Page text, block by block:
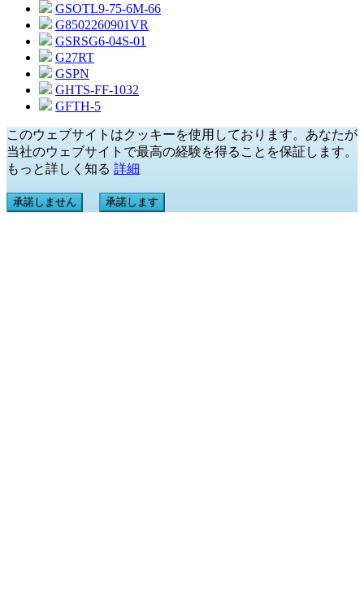
GSOTL9-75-6M-66
G8502260901VR
GSRSG6-04S-01
G27RT
GSPN
GHTS-FF-1032
GFTH-5
このウェブサイトはクッキーを使用しております。あなたが
当社のウェブサイトで最高の経験を得ることを保証します。
もっと詳しく知る 詳細
承諾しません 承諾します